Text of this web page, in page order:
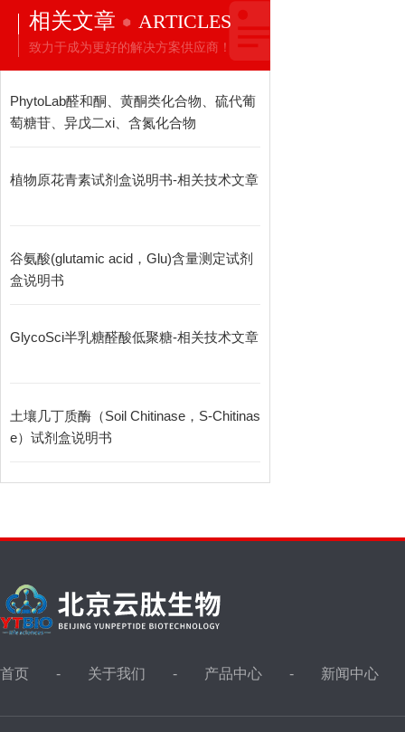
相关文章 ARTICLES
致力于成为更好的解决方案供应商！
PhytoLab醛和酮、黄酮类化合物、硫代葡
萄糖苷、异戊二xi、含氮化合物
植物原花青素试剂盒说明书-相关技术文章
谷氨酸(glutamic acid，Glu)含量测定试剂
盒说明书
GlycoSci半乳糖醛酸低聚糖-相关技术文章
土壤几丁质酶（Soil Chitinase，S-Chitinas
e）试剂盒说明书
首页 关于我们 产品中心 新闻中心